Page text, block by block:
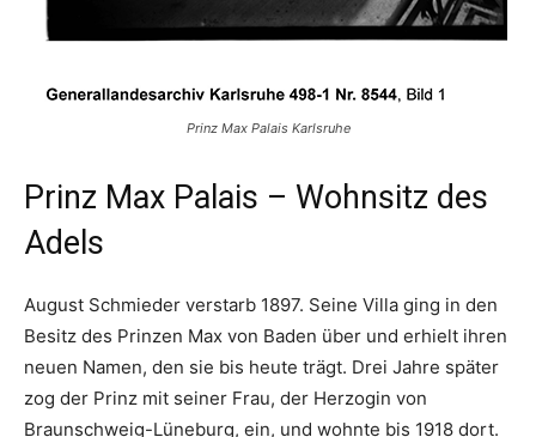
Prinz Max Palais Karlsruhe
Prinz Max Palais – Wohnsitz des
Adels
August Schmieder verstarb 1897. Seine Villa ging in den
Besitz des Prinzen Max von Baden über und erhielt ihren
neuen Namen, den sie bis heute trägt. Drei Jahre später
zog der Prinz mit seiner Frau, der Herzogin von
Braunschweig-Lüneburg, ein, und wohnte bis 1918 dort.